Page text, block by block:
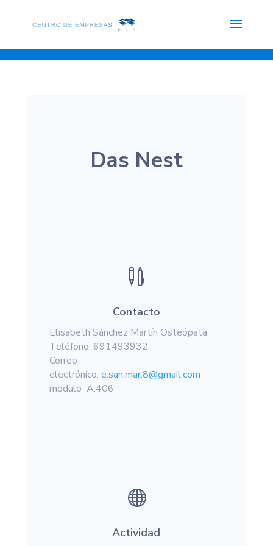
Das Nest

Contacto
Elisabeth Sánchez Martín Osteópata
Teléfono: 691493932
Correo
electrónico: e.san.mar.8@gmail.com
modulo A.406

Actividad